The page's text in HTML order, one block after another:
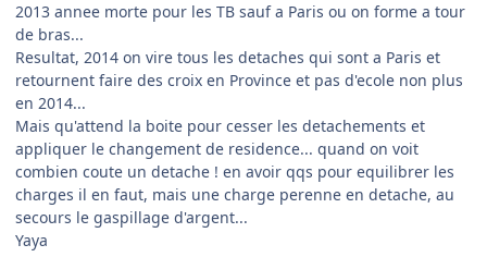
2013 annee morte pour les TB sauf a Paris ou on forme a tour
de bras...
Resultat, 2014 on vire tous les detaches qui sont a Paris et
retournent faire des croix en Province et pas d'ecole non plus
en 2014...
Mais qu'attend la boite pour cesser les detachements et
appliquer le changement de residence... quand on voit
combien coute un detache ! en avoir qqs pour equilibrer les
charges il en faut, mais une charge perenne en detache, au
secours le gaspillage d'argent...
Yaya